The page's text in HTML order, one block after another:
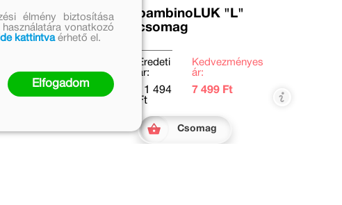
bambinoLÜK "L"
csomag
Eredeti
ár:
11 494
Ft
Kedvezményes
ár:
7 499 Ft
Csomag
élmény biztosítása
vonatkozó
kattintvaérhető el.
Elfogadom